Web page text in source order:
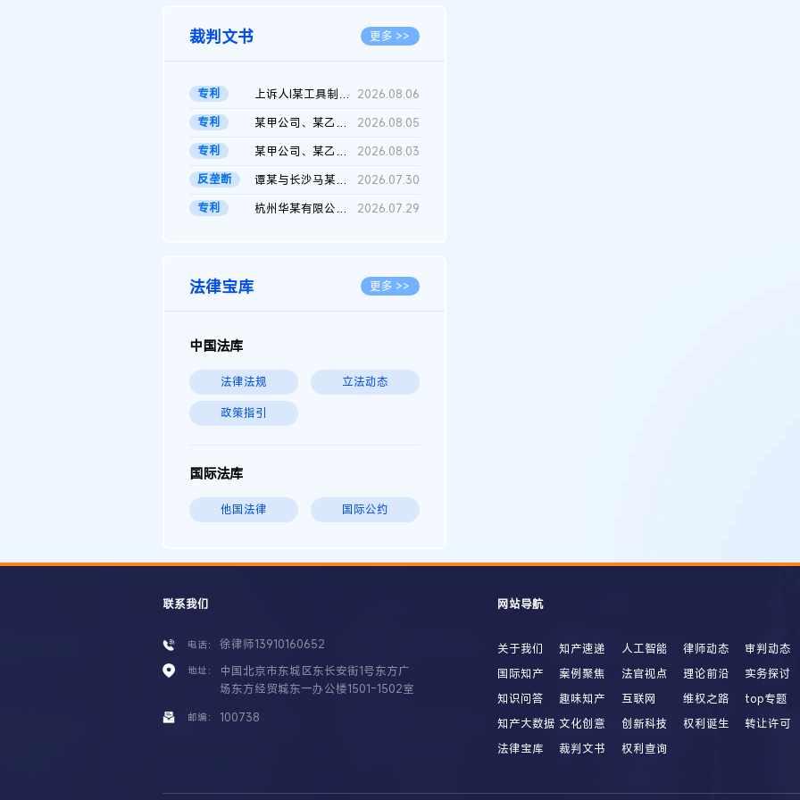
裁判文书 更多 >>
专利 上诉人I某工具制品有限公司与被上诉人程某及一审被告中华人民共和...
2026.08.06
专利
某甲公司、某乙公司、某丙公司申请诉前行为保全复议裁定书
2026.08.05
专利
某甲公司、某乙公司、官某与某丙公司专利申请权权属纠纷 二审判决...
2026.08.03
反垄断
谭某与长沙马某堆农产品股份有限公司滥用市场支配地位纠纷二审裁...
2026.07.30
专利
杭州华某有限公司与菲某有限公司侵害发明专利权纠纷 2026.07.29
法律宝库 更多 >>
中国法库
法律法规 立法动态
政策指引
国际法库
他国法律 国际公约
联系我们
电话： 徐律师13910160652
地址：
中国北京市东城区东长安街1号东方广
场东方经贸城东一办公楼1501-1502室
邮编： 100738
网站导航
关于我们 知产速递 人工智能 律师动态
审判动态
国际知产
案例聚焦 法官视点 理论前沿
实务探讨
知识问答
趣味知产 互联网 维权之路
top专题
知产大数据 文化创意 创新科技 权利诞生
转让许可
法律宝库
裁判文书 权利查询